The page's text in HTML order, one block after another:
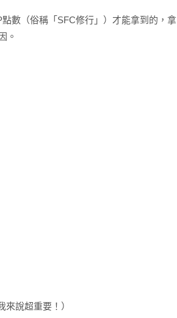
數（俗稱「SFC修行」）才能拿到的，拿
。
來說超重要！）